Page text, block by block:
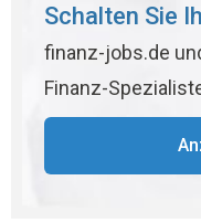
Schalten Sie
finanz-jobs.de
Finanz-